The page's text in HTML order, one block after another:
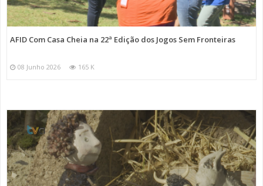
AFID Com Casa Cheia na 22ª Edição dos Jogos Sem Fronteiras
08 Junho 2026 165 K